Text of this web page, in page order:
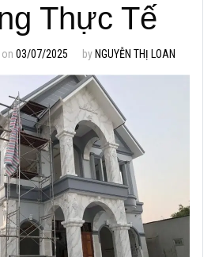
Thực Tế
03/07/2025 by NGUYỄN THỊ LOAN